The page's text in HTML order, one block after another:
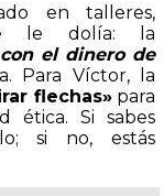
en talleres,
le dolía: la
el dinero de
Para Víctor, la
flechas»para
ética. Si sabes
si no, estás